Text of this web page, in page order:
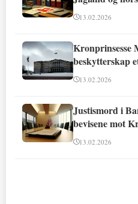
13.02.2026
Kronprinsesse
beskytterskap
13.02.2026
Justismord i
bevisene mot
13.02.2026